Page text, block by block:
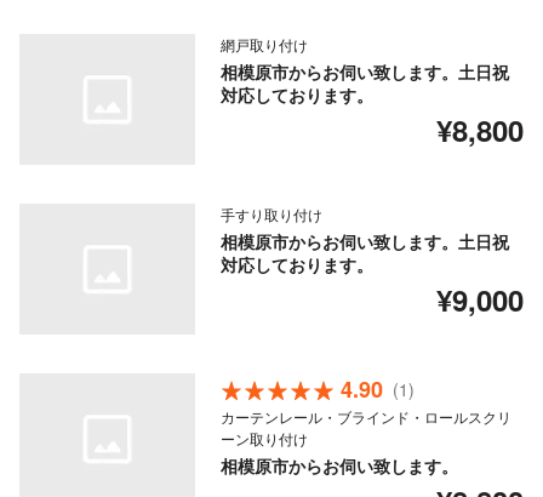
網戸取り付け
相模原市からお伺い致します。土日祝
対応しております。
¥8,800
手すり取り付け
相模原市からお伺い致します。土日祝
対応しております。
¥9,000
4.90 (1)
カーテンレール・ブラインド・ロールスクリ
ーン取り付け
相模原市からお伺い致します。